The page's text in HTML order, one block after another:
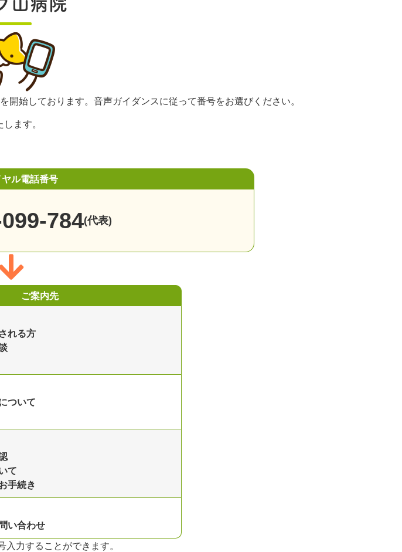
始しております。音声ガイダンスに従って番号をお選びください。
ます。
ル電話番号
784(代表)
ご案内先
れる方
ついて
て
手続き
い合わせ
入力することができます。